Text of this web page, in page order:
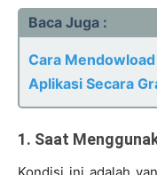
Baca Juga :
Cara
Aplikasi Secara
1. Saat